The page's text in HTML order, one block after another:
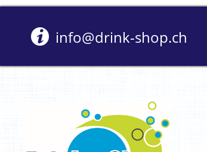
info@drink-shop.ch